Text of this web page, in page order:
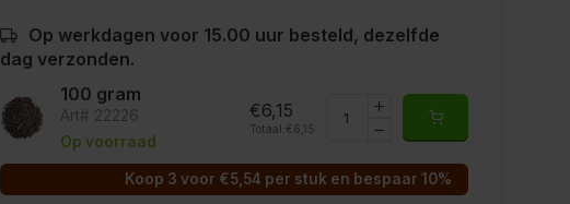
Op werkdagen voor 15.00 uur besteld, dezelfde
dag verzonden.
100 gram
Art# 22226
Op voorraad
€6,15
Totaal: €6,15
Koop 3 voor €5,54 per stuk en bespaar 10%